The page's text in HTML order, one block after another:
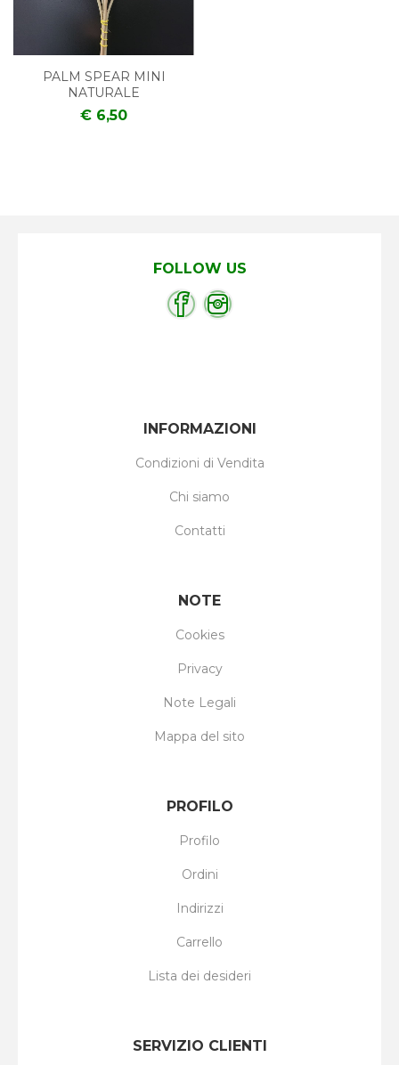
PALM SPEAR MINI
NATURALE
€ 6,50
FOLLOW US
INFORMAZIONI
Condizioni di Vendita
Chi siamo
Contatti
NOTE
Cookies
Privacy
Note Legali
Mappa del sito
PROFILO
Profilo
Ordini
Indirizzi
Carrello
Lista dei desideri
SERVIZIO CLIENTI